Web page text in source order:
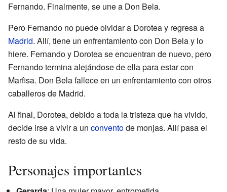
Fernando. Finalmente, se une a Don Bela.
Pero Fernando no puede olvidar a Dorotea y regresa a
Madrid. Allí, tiene un enfrentamiento con Don Bela y lo
hiere. Fernando y Dorotea se encuentran de nuevo, pero
Fernando termina alejándose de ella para estar con
Marfisa. Don Bela fallece en un enfrentamiento con otros
caballeros de Madrid.
Al final, Dorotea, debido a toda la tristeza que ha vivido,
decide irse a vivir a un conventode monjas. Allí pasa el
resto de su vida.
Personajes importantes